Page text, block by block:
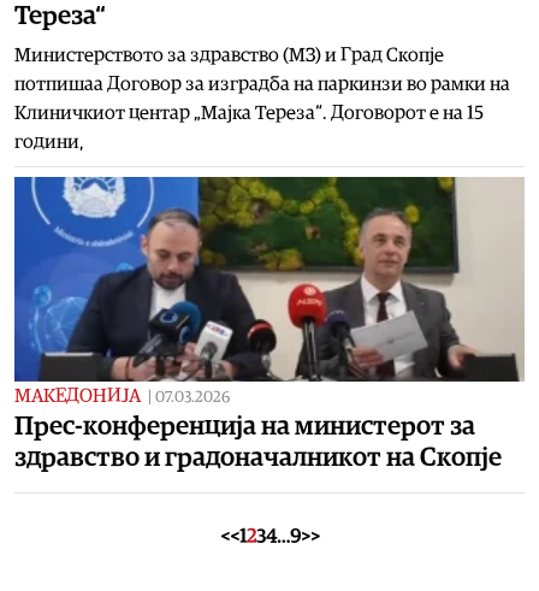
Тереза“
Министерството за здравство (МЗ) и Град Скопје
потпишаа Договор за изградба на паркинзи во рамки на
Клиничкиот центар „Мајка Тереза“. Договорот е на 15
години,
МАКЕДОНИЈА 07.03.2026
Прес-конференција на министерот за
здравство и градоначалникот на Скопје
<<1234…9>>